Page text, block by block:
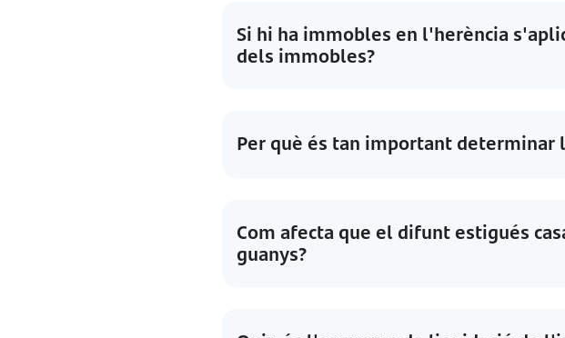
Si hi ha immobles en l'herència
dels immobles?
Per què és tan important
Com afecta que el difunt estigués
guanys?